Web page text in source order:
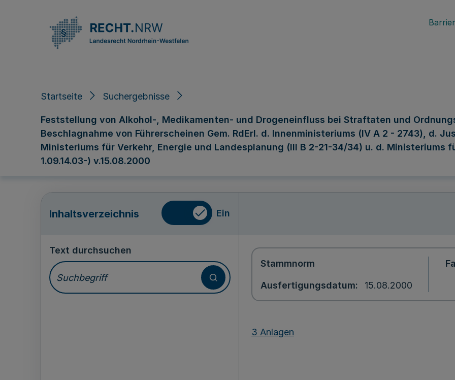
Startseite Suchergebnisse
Feststellung von Alkohol-, Medikamenten- und Drogeneinfluss bei Straftaten und
Beschlagnahme von Führerscheinen Gem. RdErl. d. Innenministeriums (IV A 2 - 2743), d.
Ministeriums für Verkehr, Energie und Landesplanung (III B 2-21-34/34) u. d. Ministeriums
1.09.14.03-) v.15.08.2000
Inhaltsverzeichnis Ein
Text durchsuchen
Stammnorm
Ausfertigungsdatum 15.08.2000
3 Anlagen